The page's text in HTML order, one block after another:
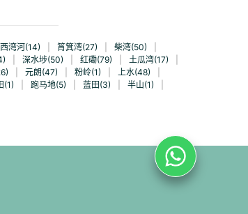
西湾河(14) 筲箕湾(27) 柴湾(50)
深水埗(50) 红磡(79) 土瓜湾(17)
元朗(47) 粉岭(1) 上水(48)
(1) 跑马地(5) 蓝田(3) 半山(1)